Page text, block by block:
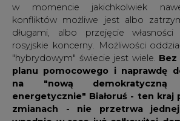
w momencie jakichkolwiek
konfliktów możliwe jest albo
długami, albo przejęcie
rosyjskie koncerny. Możliwości
"hybrydowym" świecie jest wiele.
planu pomocowego i naprawdę
na "nową
energetycznie" Białoruś - ten kraj
zmianach - nie przetrwa